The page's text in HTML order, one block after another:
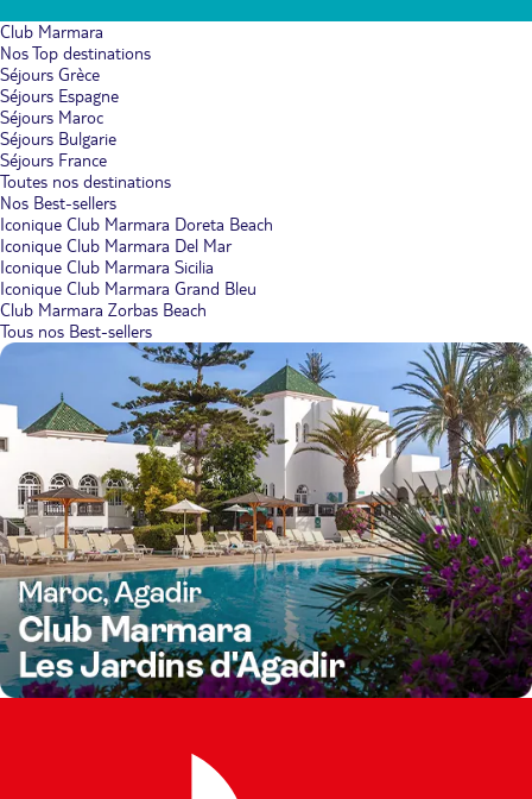
Club Marmara
Nos Top destinations
Séjours Grèce
Séjours Espagne
Séjours Maroc
Séjours Bulgarie
Séjours France
Toutes nos destinations
Nos Best-sellers
Iconique Club Marmara Doreta Beach
Iconique Club Marmara Del Mar
Iconique Club Marmara Sicilia
Iconique Club Marmara Grand Bleu
Club Marmara Zorbas Beach
Tous nos Best-sellers